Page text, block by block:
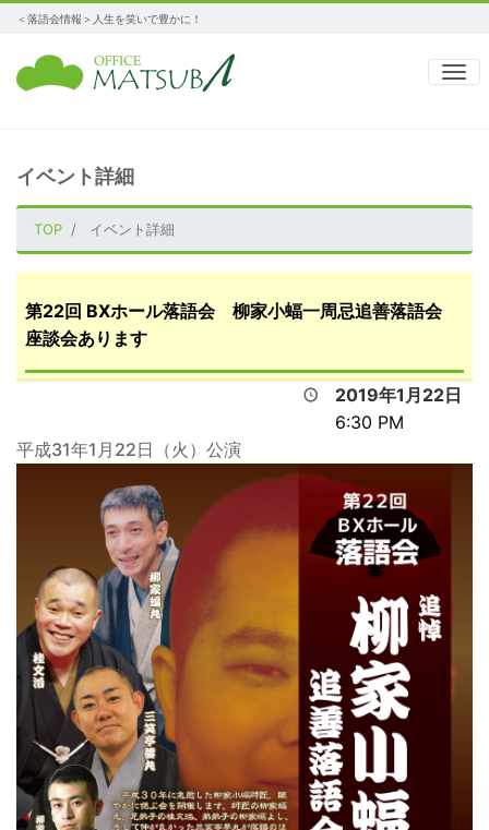
＜落語会情報＞人生を笑いで豊かに！
ナ
イベント詳細
TOP イベント詳細
第22回 BXホール落語会 柳家小蝠一周忌追善落語会
座談会あります
2019年1月22日
6:30 PM
平成31年1月22日（火）公演